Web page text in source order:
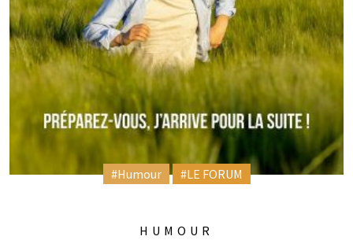
#Humour #LE FORUM
HUMOUR